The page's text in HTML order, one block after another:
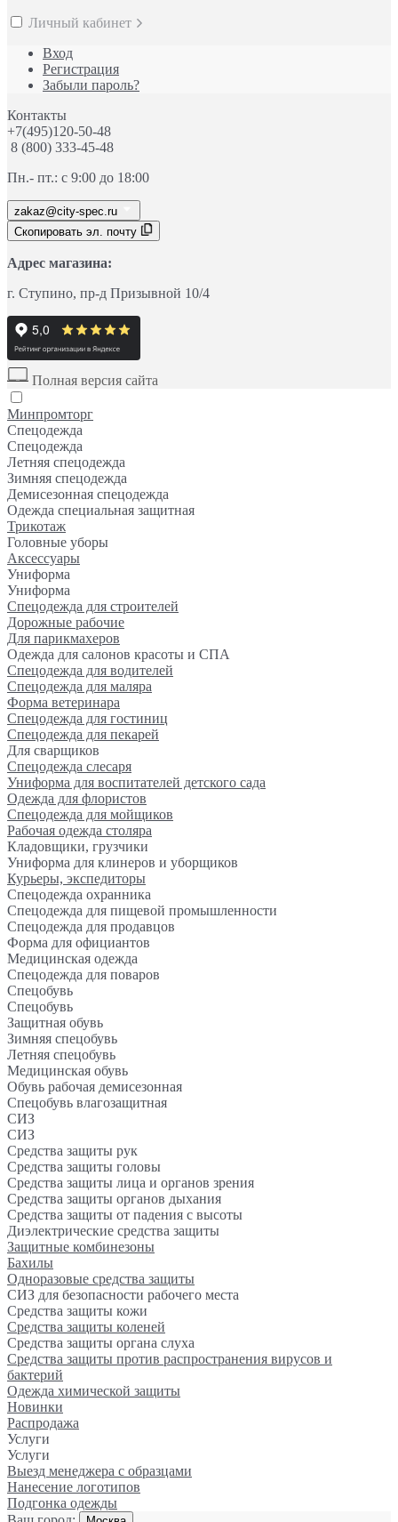
Личный кабинет
Вход
Регистрация
Забыли пароль?
Контакты
+7(495)120-50-48
8 (800) 333-45-48
Пн.- пт.: с 9:00 до 18:00
zakaz@city-spec.ru
Скопировать эл. почту
Адрес магазина:
г. Ступино, пр-д Призывной 10/4
Полная версия сайта
Минпромторг
Спецодежда
Спецодежда
Летняя спецодежда
Зимняя спецодежда
Демисезонная спецодежда
Одежда специальная защитная
Трикотаж
Головные уборы
Аксессуары
Униформа
Униформа
Спецодежда для строителей
Дорожные рабочие
Для парикмахеров
Одежда для салонов красоты и СПА
Спецодежда для водителей
Спецодежда для маляра
Форма ветеринара
Спецодежда для гостиниц
Спецодежда для пекарей
Для сварщиков
Спецодежда слесаря
Униформа для воспитателей детского сада
Одежда для флористов
Спецодежда для мойщиков
Рабочая одежда столяра
Кладовщики, грузчики
Униформа для клинеров и уборщиков
Курьеры, экспедиторы
Спецодежда охранника
Спецодежда для пищевой промышленности
Спецодежда для продавцов
Форма для официантов
Медицинская одежда
Спецодежда для поваров
Спецобувь
Спецобувь
Защитная обувь
Зимняя спецобувь
Летняя спецобувь
Медицинская обувь
Обувь рабочая демисезонная
Спецобувь влагозащитная
СИЗ
СИЗ
Средства защиты рук
Средства защиты головы
Средства защиты лица и органов зрения
Средства защиты органов дыхания
Средства защиты от падения с высоты
Диэлектрические средства защиты
Защитные комбинезоны
Бахилы
Одноразовые средства защиты
СИЗ для безопасности рабочего места
Средства защиты кожи
Средства защиты коленей
Средства защиты органа слуха
Средства защиты против распространения вирусов и
бактерий
Одежда химической защиты
Новинки
Распродажа
Услуги
Услуги
Выезд менеджера с образцами
Нанесение логотипов
Подгонка одежды